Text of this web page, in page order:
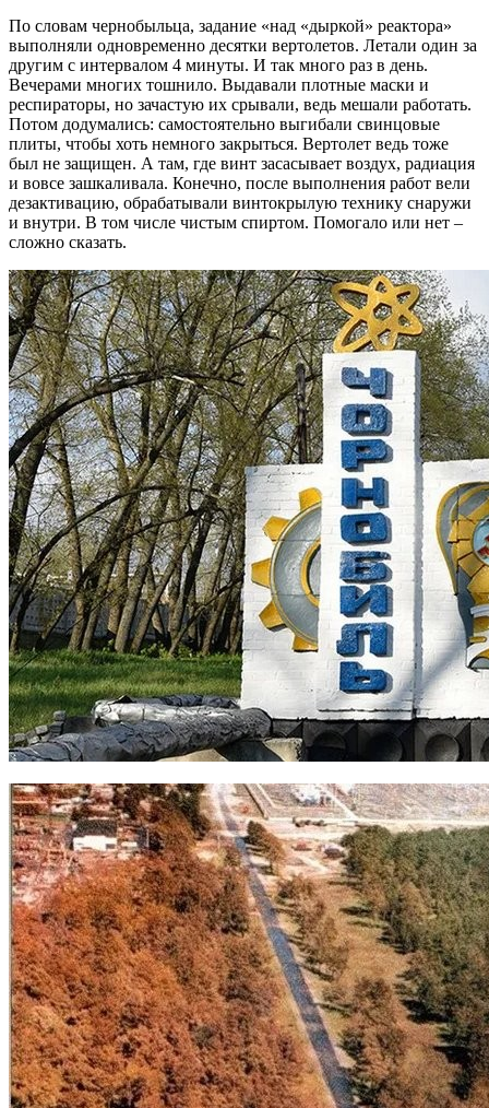
По словам чернобыльца, задание «над «дыркой» реактора»
выполняли одновременно десятки вертолетов. Летали один за
другим с интервалом 4 минуты. И так много раз в день.
Вечерами многих тошнило. Выдавали плотные маски и
респираторы, но зачастую их срывали, ведь мешали работать.
Потом додумались: самостоятельно выгибали свинцовые
плиты, чтобы хоть немного закрыться. Вертолет ведь тоже
был не защищен. А там, где винт засасывает воздух, радиация
и вовсе зашкаливала. Конечно, после выполнения работ вели
дезактивацию, обрабатывали винтокрылую технику снаружи
и внутри. В том числе чистым спиртом. Помогало или нет –
сложно сказать.